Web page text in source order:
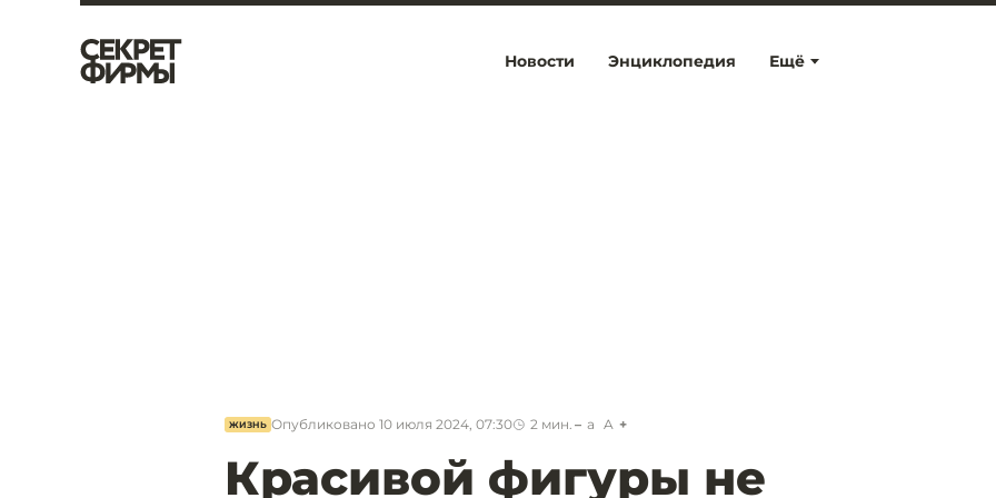
Ещё
Новости Энциклопедия
ЖИЗНЬ Опубликовано 10 июля 2024, 07:30 2 мин. a A
Красивой фигуры не